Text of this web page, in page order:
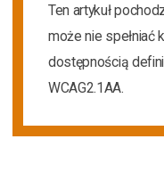
Ten artykuł
może nie spełniać
dostępnością
WCAG2.1AA.